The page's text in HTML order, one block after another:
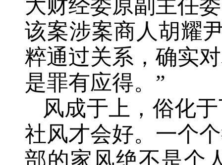
大财经委原副主任
该案涉案商人胡耀
粹通过关系，确实
是罪有应得。”
风成于上，俗化
社风才会好。一个
部的家风绝不是个